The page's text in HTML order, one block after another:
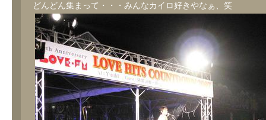
どんどん集まって・・・みんなカイロ好きやなぁ、笑